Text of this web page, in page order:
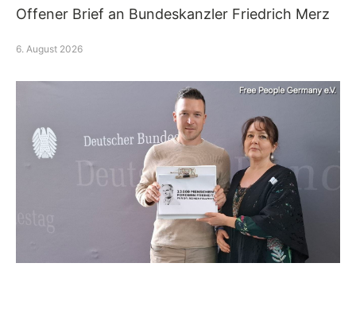
Offener Brief an Bundeskanzler Friedrich Merz
6. August 2026